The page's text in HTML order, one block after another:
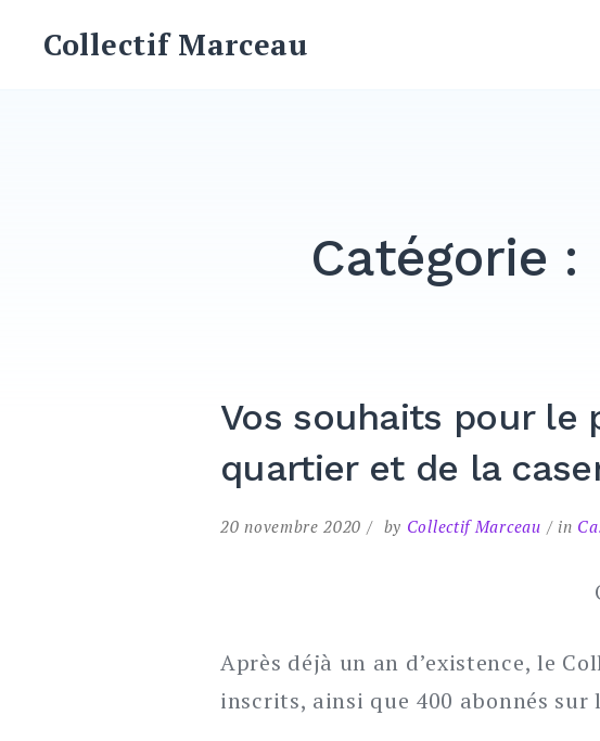
Collectif Marceau
Catégorie :
Vos souhaits pour le
quartier et de la
20 novembre 2020 by Collectif Marceau in
Après déjà un an d’existence, le
inscrits, ainsi que 400 abonnés sur